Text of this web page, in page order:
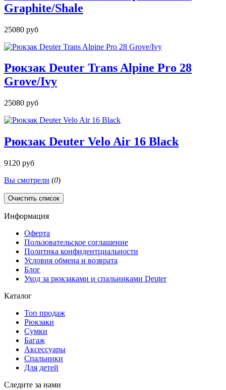
Graphite/Shale
25080 руб
Рюкзак Deuter Trans Alpine Pro 28
Grove/Ivy
25080 руб
Рюкзак Deuter Velo Air 16 Black
9120 руб
Вы смотрели (0)
Очистить список
Информация
Оферта
Пользовательское соглашение
Политика конфидентциальности
Условия обмена и возврата
Блог
Уход за рюкзаками и спальниками Deuter
Каталог
Топ продаж
Рюкзаки
Сумки
Багаж
Аксессуары
Спальники
Для детей
Следите за нами